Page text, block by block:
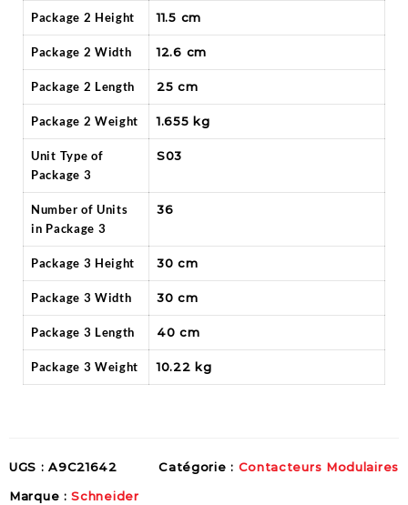
Package 2 Height 11.5 cm
Package 2 Width 12.6 cm
Package 2 Length 25 cm
Package 2 Weight 1.655 kg
Unit Type of
Package 3
S03
Number of Units
in Package 3
36
Package 3 Height 30 cm
Package 3 Width 30 cm
Package 3 Length 40 cm
Package 3 Weight 10.22 kg
UGS :A9C21642 Catégorie : Contacteurs Modulaires
Marque :Schneider